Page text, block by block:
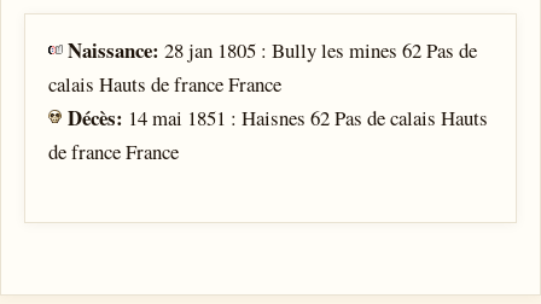
Naissance:28 jan 1805 : Bully les mines 62 Pas de
calais Hauts de france France
Décès: 14 mai 1851 : Haisnes 62 Pas de calais Hauts
de france France